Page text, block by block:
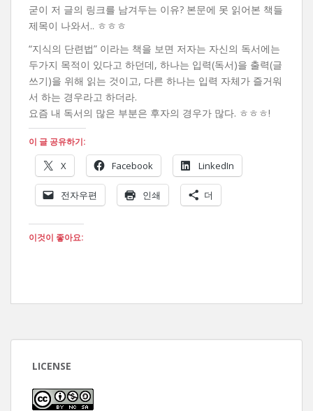
굳이 저 글의 링크를 남겨두는 이유? 본문에 못 읽어본 책들
제목이 나와서.. ㅎㅎㅎ
“지식의 단련법” 이라는 책을 보면 저자는 자신의 독서에는
두가지 목적이 있다고 하던데, 하나는 입력(독서)을 출력(글
쓰기)을 위해 읽는 것이고, 다른 하나는 입력 자체가 즐거워
서 하는 경우라고 하더라.
요즘 내 독서의 많은 부분은 후자의 경우가 많다. ㅎㅎㅎ!
이 글 공유하기:
X Facebook LinkedIn
전자우편 인쇄 더
이것이 좋아요:
LICENSE